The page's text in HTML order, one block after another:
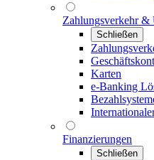
Zahlungsverkehr &
Schließen
Karten
e-Banking
Finanzierungen
Schließen